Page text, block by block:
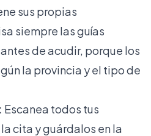
sus propias
siempre lasguías
antes de acudir, porque los
la provincia y el tipo de
Escanea todos tus
cita y guárdalos en la